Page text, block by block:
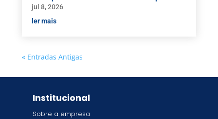
jul 8, 2026
ler mais
« Entradas Antigas
Institucional
Sobre a empresa